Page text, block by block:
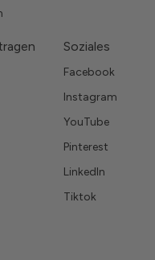
Soziales
Facebook
Instagram
YouTube
Pinterest
LinkedIn
Tiktok